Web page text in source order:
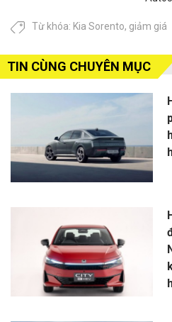
Từ khóa: Kia Sorento, giảm giá
TIN CÙNG CHUYÊN MỤC